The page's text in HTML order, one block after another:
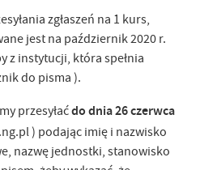
zgłaszeń na 1 kurs,
jest na październik 2020 r.
z instytucji, która spełnia
do pisma ).
przesyłaćdo dnia 26 czerwca
) podając imię i nazwisko
nazwę jednostki, stanowisko